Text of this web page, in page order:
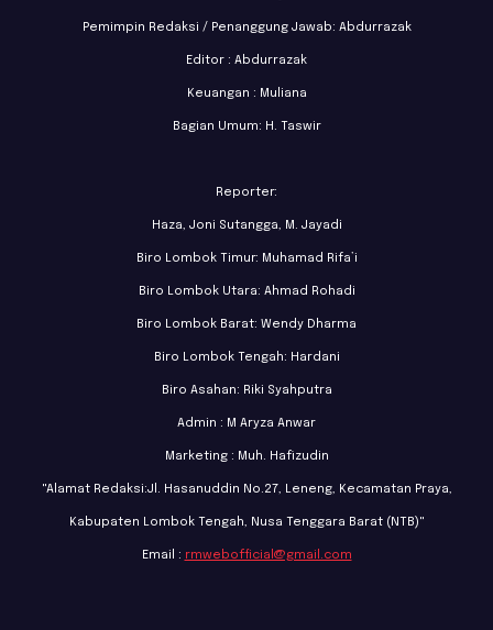
Pemimpin Redaksi / Penanggung Jawab: Abdurrazak
Editor : Abdurrazak
Keuangan : Muliana
Bagian Umum: H. Taswir
Reporter:
Haza, Joni Sutangga, M. Jayadi
Biro Lombok Timur: Muhamad Rifa’i
Biro Lombok Utara: Ahmad Rohadi
Biro Lombok Barat: Wendy Dharma
Biro Lombok Tengah: Hardani
Biro Asahan: Riki Syahputra
Admin : M Aryza Anwar
Marketing : Muh. Hafizudin
"Alamat Redaksi:Jl. Hasanuddin No.27, Leneng, Kecamatan Praya,
Kabupaten Lombok Tengah, Nusa Tenggara Barat (NTB)"
Email : rmwebofficial@gmail.com